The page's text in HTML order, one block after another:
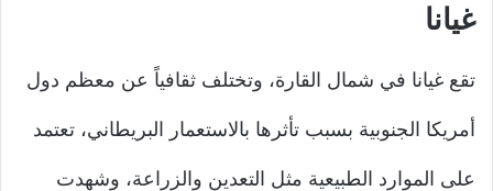
غيانا
تقع غيانا في شمال القارة، وتختلف ثقافياً عن معظم دول
أمريكا الجنوبية بسبب تأثرها بالاستعمار البريطاني، تعتمد
على الموارد الطبيعية مثل التعدين والزراعة، وشهدت